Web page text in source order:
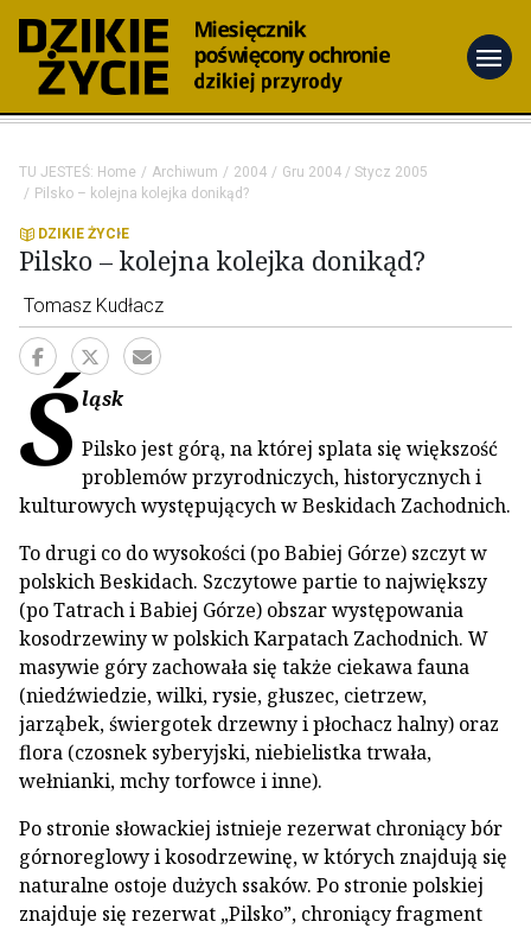
menu
TU JESTEŚ: Home Archiwum 2004
Gru 2004 / Stycz 2005
Pilsko – kolejna kolejka donikąd?
DZIKIE ŻYCIE
Pilsko – kolejna kolejka donikąd?
Tomasz Kudłacz
Śląsk
Pilsko jest górą, na której splata się większość
problemów przyrodniczych, historycznych i
kulturowych występujących w Beskidach Zachodnich.
To drugi co do wysokości (po Babiej Górze) szczyt w
polskich Beskidach. Szczytowe partie to największy
(po Tatrach i Babiej Górze) obszar występowania
kosodrzewiny w polskich Karpatach Zachodnich. W
masywie góry zachowała się także ciekawa fauna
(niedźwiedzie, wilki, rysie, głuszec, cietrzew,
jarząbek, świergotek drzewny i płochacz halny) oraz
flora (czosnek syberyjski, niebielistka trwała,
wełnianki, mchy torfowce i inne).
Po stronie słowackiej istnieje rezerwat chroniący bór
górnoreglowy i kosodrzewinę, w których znajdują się
naturalne ostoje dużych ssaków. Po stronie polskiej
znajduje się rezerwat „Pilsko”, chroniący fragment